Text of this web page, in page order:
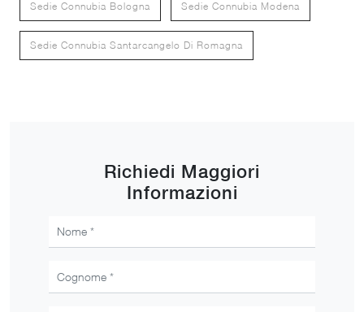
Sedie Connubia Bologna Sedie Connubia Modena
Sedie Connubia Santarcangelo Di Romagna
Richiedi Maggiori
Informazioni